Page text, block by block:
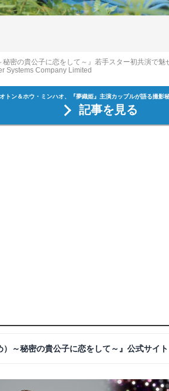
秘密の貴公子に恋をして～』若手スター初共演で魅
Systems Company Limited
オトン＆ホウ・ミンハオ、『夢織姫』主演カップルが語る撮
記事を見る
）～秘密の貴公子に恋をして～』公式サイト